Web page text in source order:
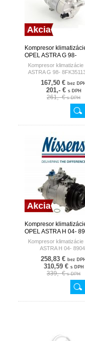
Akcia
Kompresor
OPEL ASTRA G 98-
8FK351134-591
GERMANY
Kompresor klimatizácie
ASTRA G 98-
167,50 € bez DPH
201,- € s DPH
261,- €s DPH
Akcia
Kompresor
OPEL ASTRA H 04-
NISSENS DENMARK
Kompresor klimatizácie
ASTRA H 04-
258,83 € bez DPH
310,59 € s DPH
339,- €s DPH